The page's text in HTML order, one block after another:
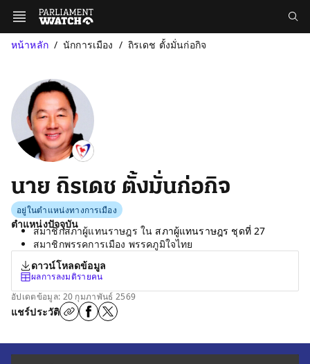
หน้าหลัก นักการเมือง ถิรเดช ตั้งมั่นก่อกิจ
นาย ถิรเดช ตั้งมั่นก่อกิจ
อยู่ในตำแหน่งทางการเมือง
ตำแหน่งปัจจุบัน
สมาชิกสภาผู้แทนราษฎร ใน สภาผู้แทนราษฎร ชุดที่ 27
สมาชิกพรรคการเมือง พรรคภูมิใจไทย
ดาวน์โหลดข้อมูล
ผลการลงมติรายคน
อัปเดตข้อมูล: 20 กุมภาพันธ์ 2569
แชร์ประวัติ